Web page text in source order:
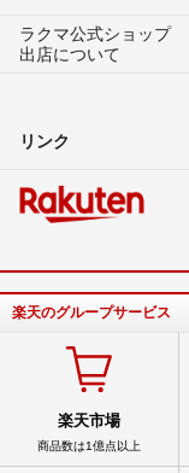
ラクマ公式ショップ
出店について
リンク
楽天のグループサービス
楽天市場
商品数は1億点以上